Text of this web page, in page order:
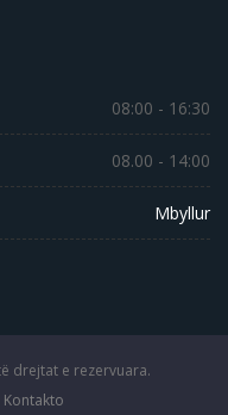
08:00 - 16:30
08.00 - 14:00
Mbyllur
drejtat e rezervuara.
Kontakto